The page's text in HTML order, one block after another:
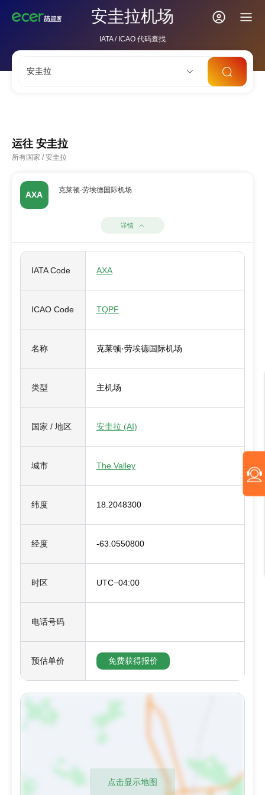
安圭拉机场
IATA / ICAO 代码查找
安圭拉
运往 安圭拉
所有国家 /安圭拉
AXA 克莱顿·劳埃德国际机场
详情
IATA Code AXA
ICAO Code TQPF
名称 克莱顿·劳埃德国际机场
类型 主机场
国家 / 地区 安圭拉 (AI)
城市 The Valley
纬度 18.2048300
经度 -63.0550800
时区 UTC−04:00
电话号码
预估单价 免费获得报价
点击显示地图